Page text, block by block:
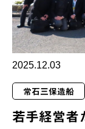
2025.12.03
常石三保造船
若手経営